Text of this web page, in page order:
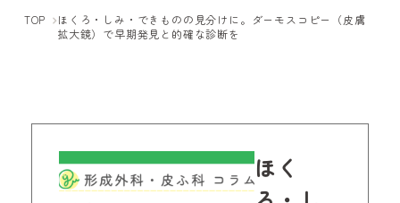
TOP
ほくろ・しみ・できものの見分けに。ダーモスコピー（皮膚
拡大鏡）で早期発見と的確な診断を
ほく